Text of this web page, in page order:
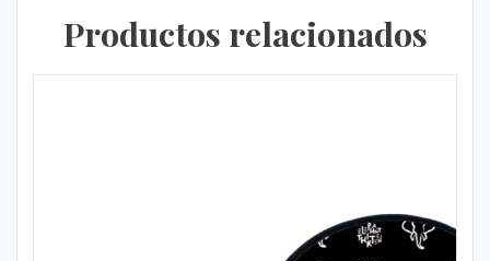
Productos relacionados